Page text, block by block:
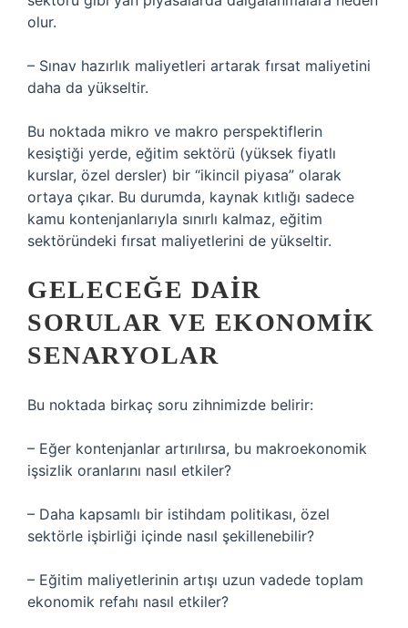
olur.
– Sınav hazırlık maliyetleri artarak fırsat maliyetini
daha da yükseltir.
Bu noktada mikro ve makro perspektiflerin
kesiştiği yerde, eğitim sektörü (yüksek fiyatlı
kurslar, özel dersler) bir “ikincil piyasa” olarak
ortaya çıkar. Bu durumda, kaynak kıtlığı sadece
kamu kontenjanlarıyla sınırlı kalmaz, eğitim
sektöründeki fırsat maliyetlerini de yükseltir.
GELECEĞE DAIR
SORULAR VE EKONOMIK
SENARYOLAR
Bu noktada birkaç soru zihnimizde belirir:
– Eğer kontenjanlar artırılırsa, bu makroekonomik
işsizlik oranlarını nasıl etkiler?
– Daha kapsamlı bir istihdam politikası, özel
sektörle işbirliği içinde nasıl şekillenebilir?
– Eğitim maliyetlerinin artışı uzun vadede toplam
ekonomik refahı nasıl etkiler?